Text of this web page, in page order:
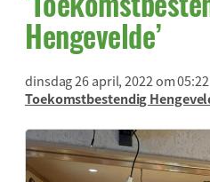
Hengevelde’
dinsdag 26 april, 2022 om 05:22
Toekomstbestendig